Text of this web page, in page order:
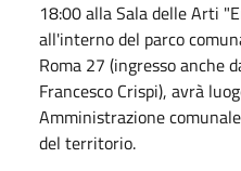
18:00 alla Sala delle Arti
all'interno del parco
Roma 27 (ingresso anche
Francesco Crispi), avrà
Amministrazione
del territorio.